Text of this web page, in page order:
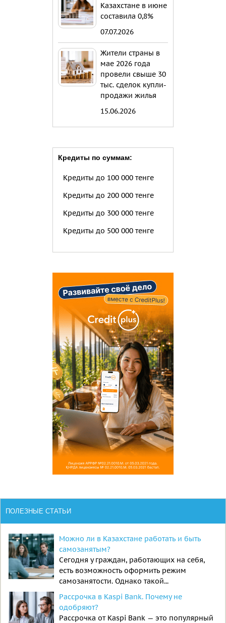
Казахстане в июне
составила 0,8%
07.07.2026
Жители страны в
мае 2026 года
провели свыше 30
тыс. сделок купли-
продажи жилья
15.06.2026
Кредиты по суммам:
Кредиты до 100 000 тенге
Кредиты до 200 000 тенге
Кредиты до 300 000 тенге
Кредиты до 500 000 тенге
ПОЛЕЗНЫЕ СТАТЬИ
Можно ли в Казахстане работать и быть
самозанятым?
Сегодня у граждан, работающих на себя,
есть возможность оформить режим
самозанятости. Однако такой...
Рассрочка в Kaspi Bank. Почему не
одобряют?
Рассрочка от Kaspi Bank — это популярный